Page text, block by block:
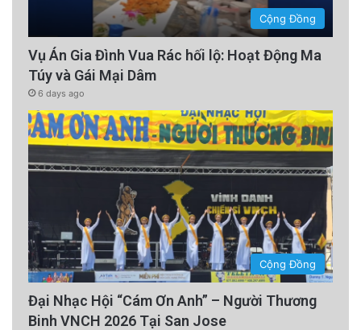
Cộng Đồng
Vụ Án Gia Đình Vua Rác hối lộ: Hoạt Động Ma
Túy và Gái Mại Dâm
6 days ago
Cộng Đồng
Đại Nhạc Hội “Cám Ơn Anh” – Người Thương
Binh VNCH 2026 Tại San Jose